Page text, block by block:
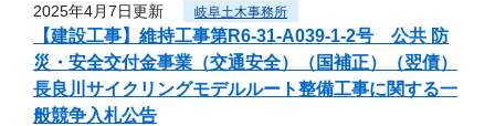
2025年4月7日更新 岐阜土木事務所
【建設工事】維持工事第R6-31-A039-1-2号 公共 防
災・安全交付金事業（交通安全）（国補正）（翌債）
長良川サイクリングモデルルート整備工事に関する一
般競争入札公告